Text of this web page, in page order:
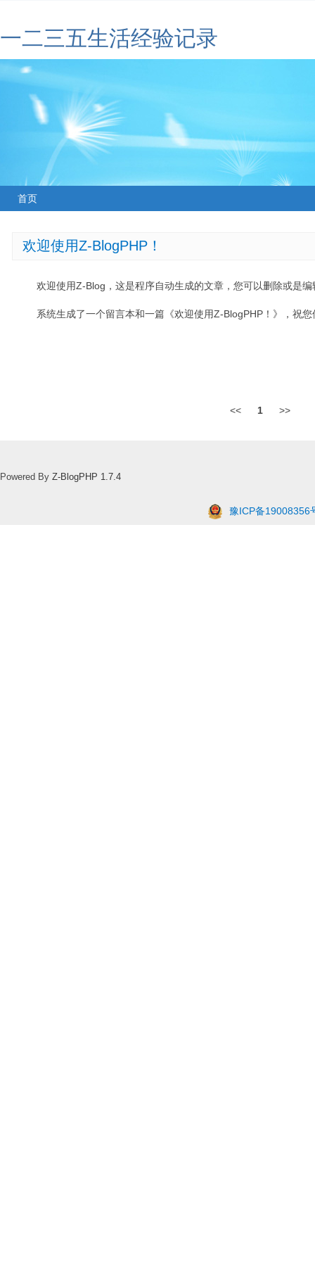
一二三五生活经验记录
首页
欢迎使用Z-BlogPHP！
欢迎使用Z-Blog，这是程序自动生成的文章，您可以删除或是编
系统生成了一个留言本和一篇《欢迎使用Z-BlogPHP！》，祝
<< 1 >>
Powered By Z-BlogPHP 1.7.4
豫ICP备19008356